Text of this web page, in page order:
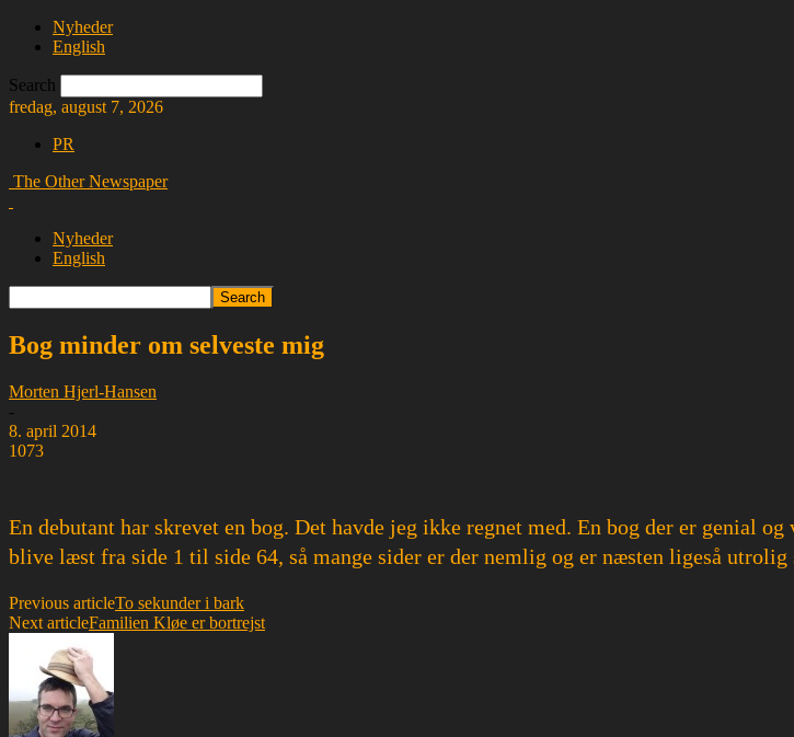
Nyheder
English
Search
fredag, august 7, 2026
PR
The Other Newspaper
Nyheder
English
Bog minder om selveste mig
Morten Hjerl-Hansen
-
8. april 2014
1073
En debutant har skrevet en bog. Det havde jeg ikke regnet med. En bog der er genial
blive læst fra side 1 til side 64, så mange sider er der nemlig og er næsten ligeså
Previous articleTo sekunder i bark
Next articleFamilien Kløe er bortrejst